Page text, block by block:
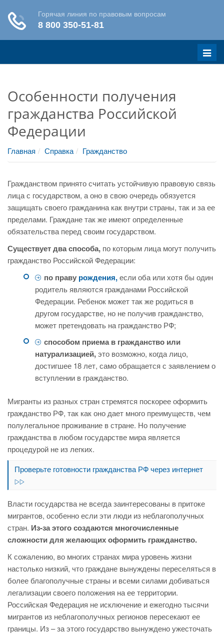
Меню
Особенности получения
гражданства Российской
Федерации
Главная Справка Гражданство
Гражданством принято считать устойчивую правовую связь
лица с государством, а оно в свою очередь обязуется
защищать своего гражданина как внутри страны, так и за ее
пределами. Граждане так же имеют определенные
обязательства перед своим государством.
Существует два способа, по которым лица могут получить
гражданство Российской Федерации:
по праву рождения,если оба или хотя бы один
родитель являются гражданами Российской
Федерации. Ребенок может так же родиться в
другом государстве, но не получив гражданство,
может претендовать на гражданство РФ;
способом приема в гражданство или
натурализацией,это возможно, когда лицо,
достигшее 18 лет, само обращается с заявлением о
вступлении в гражданство.
Мигранты из разных стран стремятся поскорее оформить
гражданство РФ, так как оно дает много преимуществ, чем
полулегальное проживание в стране. Но получение
гражданства в любом государстве мира является
процедурой не из легких.
Проверьте готовности гражданства РФ через интернет
Власти государства не всегда заинтересованы в притоке
мигрантов, особенно если эти люди из неблагополучных
стран. Из-за этого создаются многочисленные
сложности для желающих оформить гражданство.
К сожалению, во многих странах мира уровень жизни
настолько низкий, что граждане вынуждены переселяться в
более благополучные страны и всеми силами добиваться
легализации своего положения на ее территории.
Российская Федерация не исключение и ежегодно тысячи
мигрантов из неблагополучных регионов пересекают ее
границы. Из – за этого государство вынуждено ужесточать